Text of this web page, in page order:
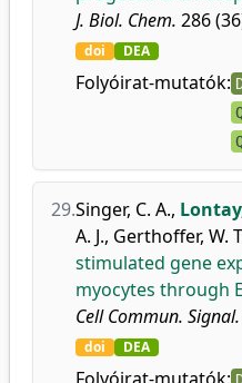
J. Biol. Chem. 286
doi DEA
Folyóirat-mutatók:
29.Singer, C. A.,
A. J., Gerthoffer, W.
stimulated gene
myocytes through
Cell Commun. Signal.
doi DEA